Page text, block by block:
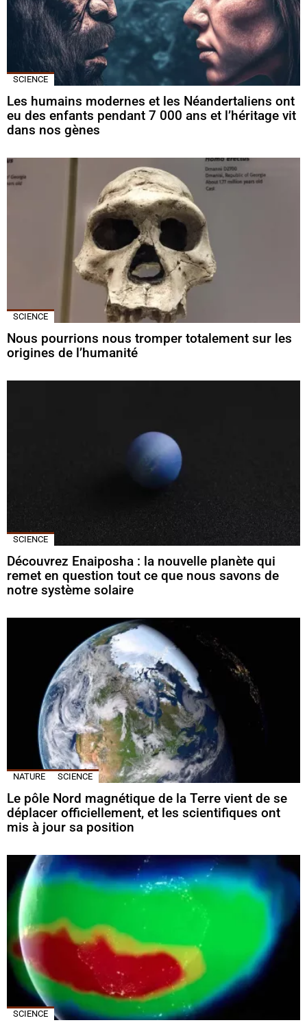
SCIENCE
Les humains modernes et les Néandertaliens ont
eu des enfants pendant 7 000 ans et l’héritage vit
dans nos gènes
SCIENCE
Nous pourrions nous tromper totalement sur les
origines de l’humanité
SCIENCE
Découvrez Enaiposha : la nouvelle planète qui
remet en question tout ce que nous savons de
notre système solaire
NATURE SCIENCE
Le pôle Nord magnétique de la Terre vient de se
déplacer officiellement, et les scientifiques ont
mis à jour sa position
SCIENCE